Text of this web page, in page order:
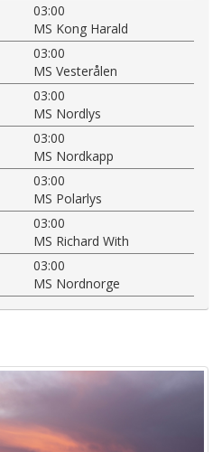
03:00
MS Kong Harald
03:00
MS Vesterålen
03:00
MS Nordlys
03:00
MS Nordkapp
03:00
MS Polarlys
03:00
MS Richard With
03:00
MS Nordnorge